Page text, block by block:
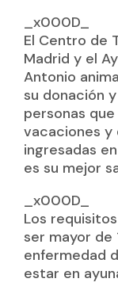
_x000D_
El Centro de
Madrid y el
Antonio
su donación
personas
vacaciones y
ingresadas
es su mejor
_x000D_
Los
ser mayor de
enfermedad
estar en